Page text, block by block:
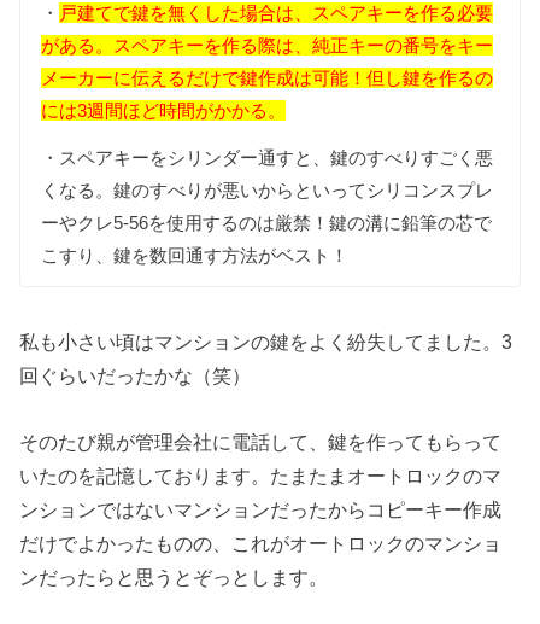
・ 戸建てで鍵を無くした場合は、スペアキーを作る必要
がある。スペアキーを作る際は、純正キーの番号をキー
メーカーに伝えるだけで鍵作成は可能！但し鍵を作るの
には3週間ほど時間がかかる。
・スペアキーをシリンダー通すと、鍵のすべりすごく悪
くなる。鍵のすべりが悪いからといってシリコンスプレ
ーやクレ5-56を使用するのは厳禁！鍵の溝に鉛筆の芯で
こすり、鍵を数回通す方法がベスト！
私も小さい頃はマンションの鍵をよく紛失してました。3
回ぐらいだったかな（笑）
そのたび親が管理会社に電話して、鍵を作ってもらって
いたのを記憶しております。たまたまオートロックのマ
ンションではないマンションだったからコピーキー作成
だけでよかったものの、これがオートロックのマンショ
ンだったらと思うとぞっとします。